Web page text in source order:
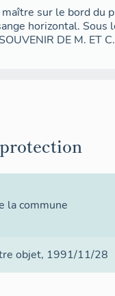
maître sur le bord du
horizontal. Sous
DE M. ET
la commune
objet, 1991/11/28